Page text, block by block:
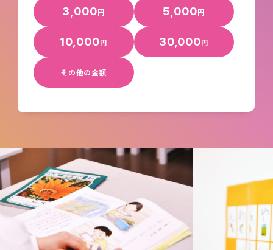
3,000円 5,000円
10,000円 30,000円
その他の金額